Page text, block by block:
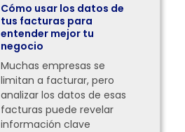
Cómo usar los datos de
tus facturas para
entender mejor tu
negocio
Muchas empresas se
limitan a facturar, pero
analizar los datos de esas
facturas puede revelar
información clave